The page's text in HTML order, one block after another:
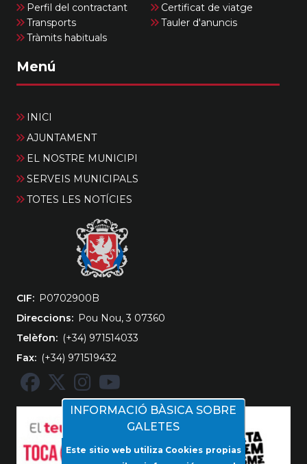
Perfil del contractant
Certificat de viatge
Transports
Tauler d'anuncis
Tràmits habituals
Menú
INICI
AJUNTAMENT
EL NOSTRE MUNICIPI
SERVEIS MUNICIPALS
TOTES LES NOTÍCIES
CIF
‎P0702900B
Direccions
Pou Nou, 3 07360
Telèfon
(+34) 971514033
Fax
(+34) 971519432
INFORMACIÓ BÀSICA SOBRE
GALETES
Este sitio web utiliza Cookies propias